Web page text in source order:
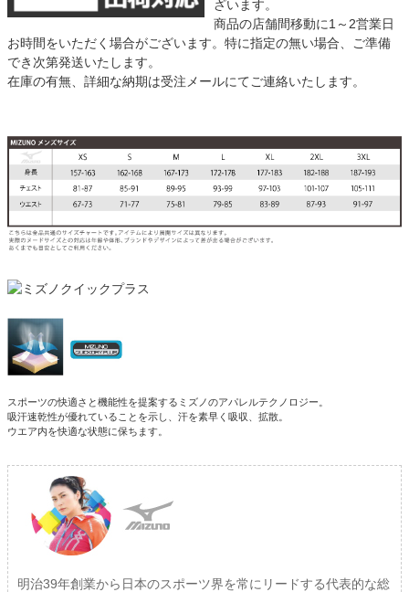
ざいます。
商品の店舗間移動に1～2営業日
お時間をいただく場合がございます。特に指定の無い場合、ご準備
でき次第発送いたします。
在庫の有無、詳細な納期は受注メールにてご連絡いたします。
スポーツの快適さと機能性を提案するミズノのアパレルテクノロジー。
吸汗速乾性が優れていることを示し、汗を素早く吸収、拡散。
ウエア内を快適な状態に保ちます。
明治39年創業から日本のスポーツ界を常にリードする代表的な総